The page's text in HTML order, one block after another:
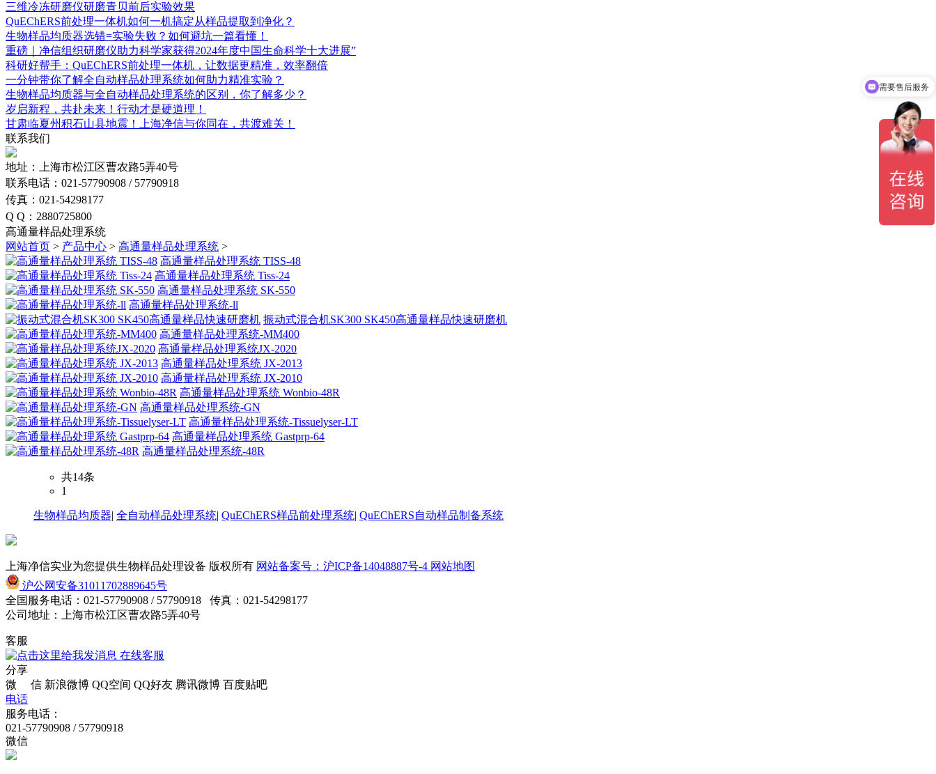
三维冷冻研磨仪研磨青贝前后实验效果
QuEChERS前处理一体机如何一机搞定从样品提取到净化？
生物样品均质器选错=实验失败？如何避坑一篇看懂！
重磅｜净信组织研磨仪助力科学家获得2024年度中国生命科学十大进展”
科研好帮手：QuEChERS前处理一体机，让数据更精准，效率翻倍
一分钟带你了解全自动样品处理系统如何助力精准实验？
生物样品均质器与全自动样品处理系统的区别，你了解多少？
岁启新程，共赴未来！行动才是硬道理！
甘肃临夏州积石山县地震！上海净信与你同在，共渡难关！
联系我们
地址：上海市松江区曹农路5弄40号
联系电话：021-57790908 / 57790918
传真：021-54298177
Q Q：2880725800
高通量样品处理系统
网站首页 > 产品中心 > 高通量样品处理系统 >
高通量样品处理系统 TISS-48
高通量样品处理系统 Tiss-24
高通量样品处理系统 SK-550
高通量样品处理系统-ll
振动式混合机SK300 SK450高通量样品快速研磨机
高通量样品处理系统-MM400
高通量样品处理系统JX-2020
高通量样品处理系统 JX-2013
高通量样品处理系统 JX-2010
高通量样品处理系统 Wonbio-48R
高通量样品处理系统-GN
高通量样品处理系统-Tissuelyser-LT
高通量样品处理系统 Gastprp-64
高通量样品处理系统-48R
共14条
1
生物样品均质器| 全自动样品处理系统| QuEChERS样品前处理系统| QuEChERS自动样品制备系统
上海净信实业为您提供生物样品处理设备 版权所有 网站备案号：沪ICP备14048887号-4 网站地图
沪公网安备31011702889645号
全国服务电话：021-57790908 / 57790918 传真：021-54298177
公司地址：上海市松江区曹农路5弄40号
客服
在线客服
分享
微 信 新浪微博 QQ空间 QQ好友 腾讯微博 百度贴吧
电话
服务电话：
021-57790908 / 57790918
微信
需要售后服务